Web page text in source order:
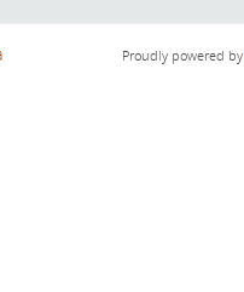
Proudly powered by